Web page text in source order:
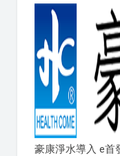
豪康淨水導入 e首